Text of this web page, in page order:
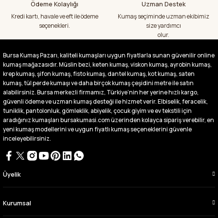
emeği geçenlere teşekkür ediyorum
A... S... | 24/07/2026
büyük kolaylık emeği geçenlere teşekkür
ediyorum
Abdurrahman Samsur | 24/07/2026
Buradan ikinci alışverişim ikisinden de çok
memnun kaldım teşekkürler.
Büşra Singeç | 02/07/2026
Bursa kumaş pazarından defalarca kumaş
aldım videoda anlatılıp gosterildigi gibi
uygun fiyatlarından ve kalitesinden dolayı
tercih ettiğim kumaşçi
Ödeme Kolaylığı
Kredi kartı, havale ve eft ile ödeme
seçenekleri.
Uzman Destek
Kumaş seçiminde uzman ekibimiz
size yardımcı
olur.
Bursa Kumaş Pazarı, kaliteli kumaşları uygun fiyatlarla sunan güvenilir online
kumaş mağazasıdır. Müslin bezi, keten kumaş, viskon kumaş, ayrobin kumaş,
krep kumaş, şifon kumaş, fisto kumaş, dantel kumaş, kot kumaş, saten
kumaş, tül perde kumaşı ve daha birçok kumaş çeşidini metre ile satın
alabilirsiniz. Bursa merkezli firmamız, Türkiye’nin her yerine hızlı kargo,
güvenli ödeme ve uzman kumaş desteği ile hizmet verir. Elbiselik, feracelik,
tuniklik, pantolonluk, gömleklik, abiyelik, çocuk giyim ve ev tekstili için
aradığınız kumaşları bursakumasi.com üzerinden kolayca sipariş verebilir, en
yeni kumaş modellerini ve uygun fiyatlı kumaş seçeneklerini güvenle
inceleyebilirsiniz.
Üyelik
Kurumsal